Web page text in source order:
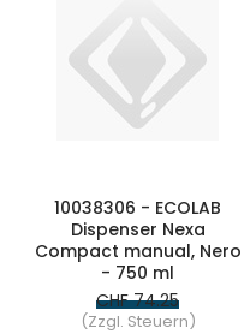
10038306 - ECOLAB
Dispenser Nexa
Compact manual, Nero
- 750 ml
CHF 74.25
(Zzgl. Steuern)